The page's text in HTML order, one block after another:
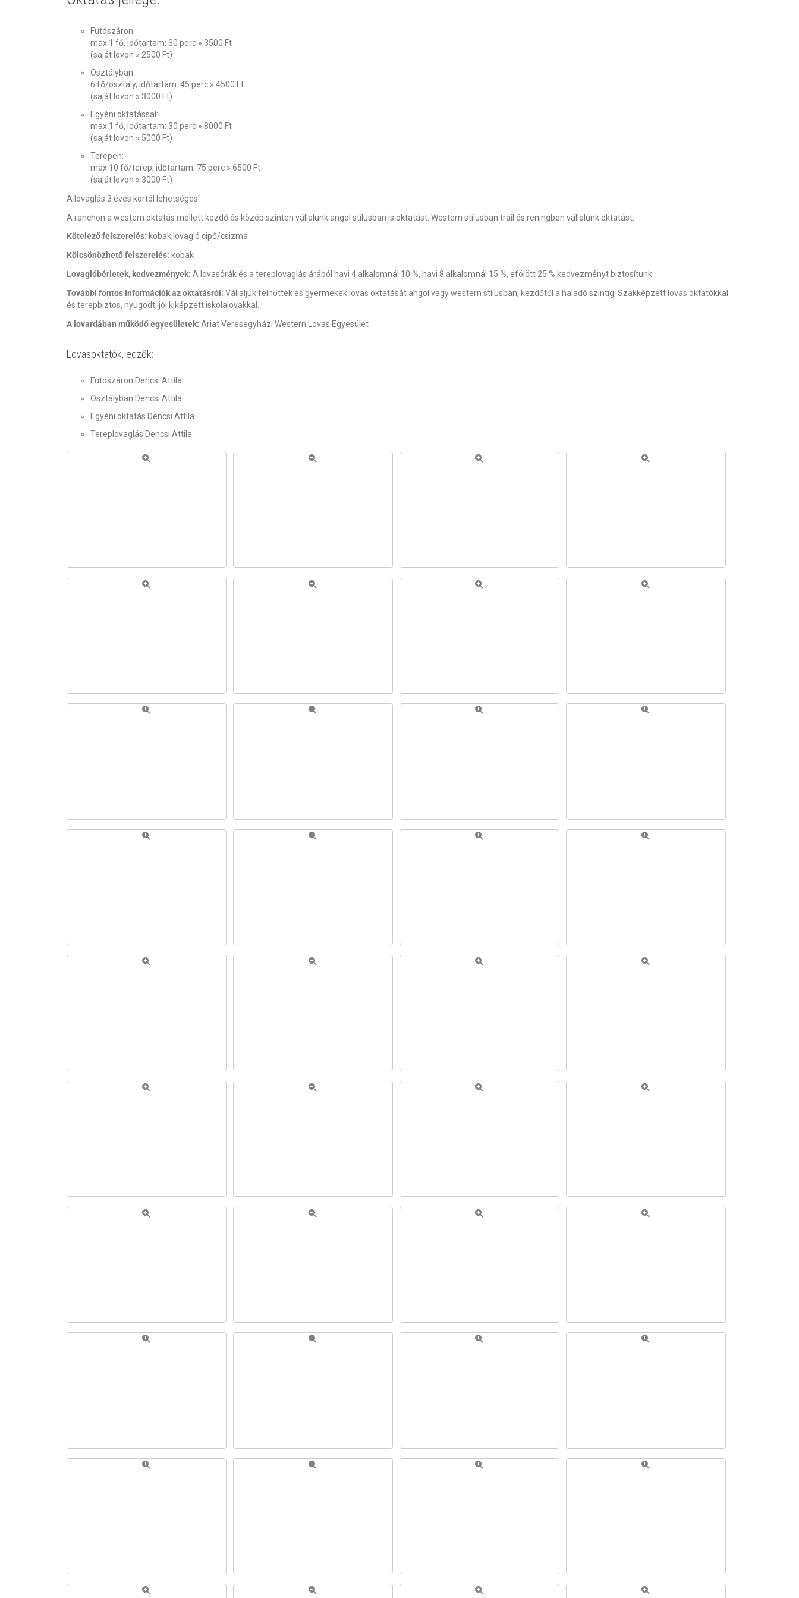
Futószáron:
max 1 fő, időtartam: 30 perc » 3500 Ft
(saját lovon » 2500 Ft)
Osztályban:
6 fő/osztály, időtartam: 45 perc » 4500 Ft
(saját lovon » 3000 Ft)
Egyéni oktatással:
max 1 fő, időtartam: 30 perc » 8000 Ft
(saját lovon » 5000 Ft)
Terepen:
max 10 fő/terep, időtartam: 75 perc » 6500 Ft
(saját lovon » 3000 Ft)
A lovaglás 3 éves kortól lehetséges!
A ranchon a western oktatás mellett kezdő és közép szinten vállalunk angol stílusban is oktatást. Western stílusban trail és reningben vállalunk oktatást.
Kötelező felszerelés: kobak,lovagló cipő/csizma
Kölcsönözhető felszerelés: kobak
Lovaglóbérletek, kedvezmények: A lovasórák és a tereplovaglás árából havi 4 alkalomnál 10 %, havi 8 alkalomnál 15 %, efölött 25 % kedvezményt biztosítunk.
További fontos információk az oktatásról: Vállaljuk felnőttek és gyermekek lovas oktatását angol vagy western stílusban, kezdőtől a haladó szintig. Szakképzett lovas oktatókkal
és terepbiztos, nyugodt, jól kiképzett iskolalovakkal.
A lovardában működő egyesületek: Ariat Veresegyházi Western Lovas Egyesület
Lovasoktatók, edzők:
Futószáron Dencsi Attila
Osztályban Dencsi Attila
Egyéni oktatás Dencsi Attila
Tereplovaglás Dencsi Attila